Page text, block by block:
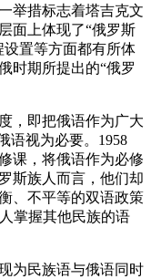
举措标志着塔吉克文
面上体现了“俄罗斯
置等方面都有所体
时期所提出的“俄罗
，即把俄语作为广大
语视为必要。1958
课，将俄语作为必修
斯族人而言，他们却
、不平等的双语政策
掌握其他民族的语
为民族语与俄语同时